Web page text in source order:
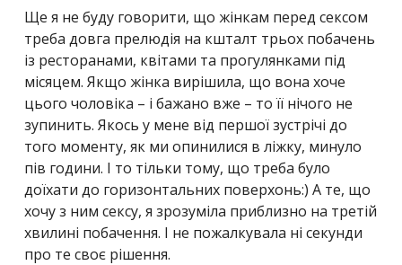
Ще я не буду говорити, що жінкам перед сексом
треба довга прелюдія на кшталт трьох побачень
із ресторанами, квітами та прогулянками під
місяцем. Якщо жінка вирішила, що вона хоче
цього чоловіка – і бажано вже – то її нічого не
зупинить. Якось у мене від першої зустрічі до
того моменту, як ми опинилися в ліжку, минуло
пів години. І то тільки тому, що треба було
доїхати до горизонтальних поверхонь:) А те, що
хочу з ним сексу, я зрозуміла приблизно на третій
хвилині побачення. І не пожалкувала ні секунди
про те своє рішення.